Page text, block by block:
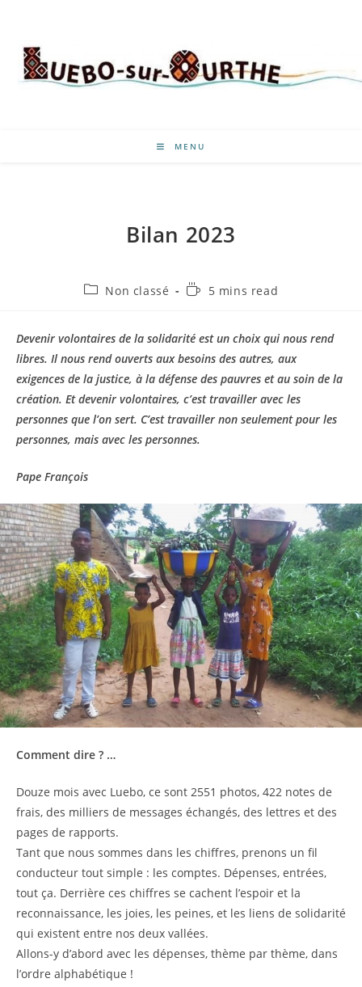
MENU
Bilan 2023
Non classé 5 mins read
Devenir volontaires de la solidarité est un choix qui nous rend
libres. Il nous rend ouverts aux besoins des autres, aux
exigences de la justice, à la défense des pauvres et au soin de la
création. Et devenir volontaires, c’est travailler avec les
personnes que l’on sert. C’est travailler non seulement pour les
personnes, mais avec les personnes.
Pape François
Comment dire ? …
Douze mois avec Luebo, ce sont 2551 photos, 422 notes de
frais, des milliers de messages échangés, des lettres et des
pages de rapports.
Tant que nous sommes dans les chiffres, prenons un fil
conducteur tout simple : les comptes. Dépenses, entrées,
tout ça. Derrière ces chiffres se cachent l’espoir et la
reconnaissance, les joies, les peines, et les liens de solidarité
qui existent entre nos deux vallées.
Allons-y d’abord avec les dépenses, thème par thème, dans
l’ordre alphabétique !